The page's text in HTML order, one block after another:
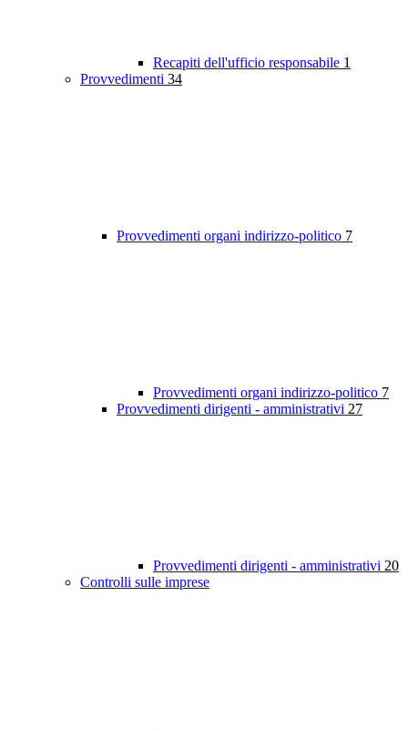
Recapiti dell'ufficio responsabile 1
Provvedimenti 34
Provvedimenti organi indirizzo-politico 7
Provvedimenti organi indirizzo-politico 7
Provvedimenti dirigenti - amministrativi 27
Provvedimenti dirigenti - amministrativi 20
Controlli sulle imprese